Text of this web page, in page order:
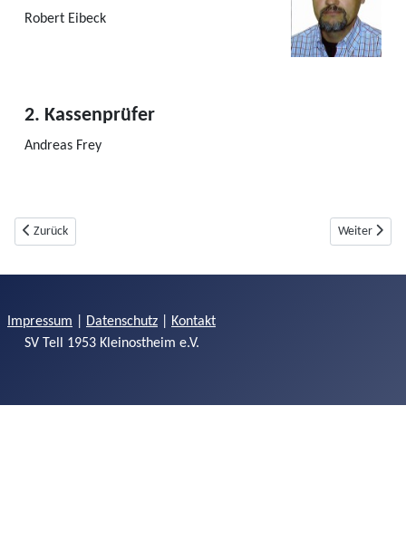
Robert Eibeck
2. Kassenprüfer
Andreas Frey
Vorheriger Beitrag: Vereinsheim
Zurück Nächster
Weiter
Impressum Datenschutz
Kontakt
SV Tell 1953 Kleinostheim e.V.